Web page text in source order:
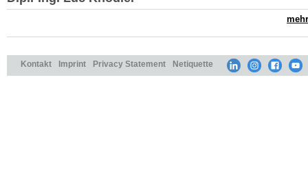
Kontakt Imprint Privacy Statement Netiquette